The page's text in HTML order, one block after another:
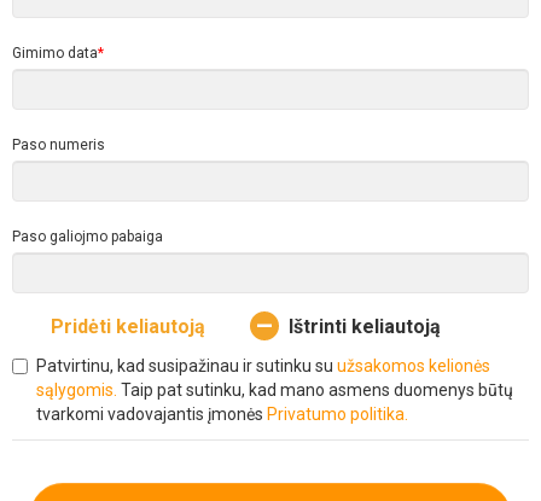
Gimimo data*
Paso numeris
Paso galiojmo pabaiga
Pridėti keliautoją Ištrinti keliautoją
Patvirtinu, kad susipažinau ir sutinku su užsakomos kelionės
sąlygomis. Taip pat sutinku, kad mano asmens duomenys būtų
tvarkomi vadovajantis įmonės Privatumo politika.